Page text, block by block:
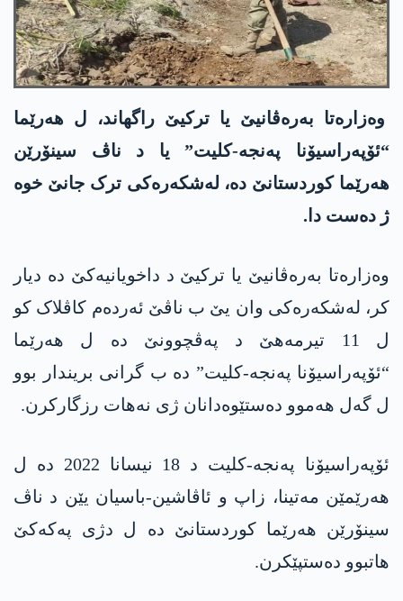
وەزارەتا بەرەڤانیێ یا ترکیێ راگھاند، ل ھەرێما
“ئۆپەراسیۆنا پەنجە-کلیت” یا د ناڤ سینۆرێن
ھەرێما کوردستانێ دە، لەشکەرەکی ترک جانێ خوە
ژ دەست دا.
وەزارەتا بەرەڤانیێ یا ترکیێ د داخویانیەکێ دە دیار
کر، له‌شكه‌ره‌كی وان یێ ب ناڤێ ئه‌رده‌م کاڤلاک کو
ل 11 تیرمەھێ د پەڤچوونێ دە ل ھەرێما
“ئۆپەراسیۆنا پەنجە-کلیت” دە ب گرانی بریندار بوو
ل گەل ھەموو دەستێوەدانان ژی نەھات رزگارکرن.
ئۆپەراسیۆنا پەنجە-کلیت د 18 نیسانا 2022 دە ل
ھەرێمێن مەتینا، زاپ و ئاڤاشین-باسیان یێن د ناڤ
سینۆرێن ھەرێما کوردستانێ دە ل دژی پەکەکێ
ھاتبوو دەستپێکرن.